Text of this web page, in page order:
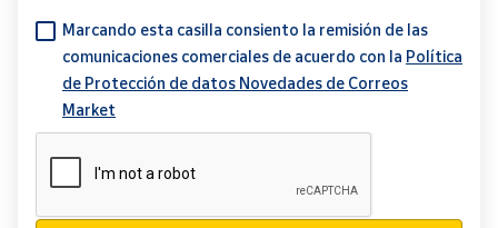
Marcando esta casilla consiento la remisión de las
comunicaciones comerciales de acuerdo con la Política
de Protección de datos Novedades de Correos
Market